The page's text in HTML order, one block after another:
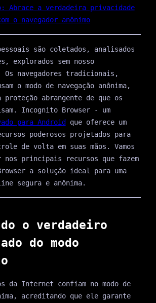
Abrace a verdadeira privacidade
o navegador anônimo
são coletados, analisados
explorados sem nosso
Os navegadores tradicionais,
o modo de navegação anônima,
proteção abrangente de que os
Incognito Browser - um
para Android que oferece um
poderosos projetados para
de volta em suas mãos. Vamos
nos principais recursos que fazem
a solução ideal para uma
segura e anônima.
o verdadeiro
do modo
da Internet confiam no modo de
acreditando que ele garante